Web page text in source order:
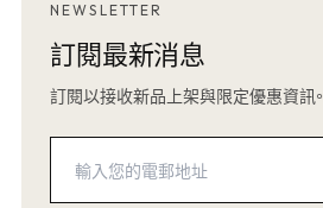
NEWSLETTER
訂閱最新消息
訂閱以接收新品上架與限定優惠資訊。